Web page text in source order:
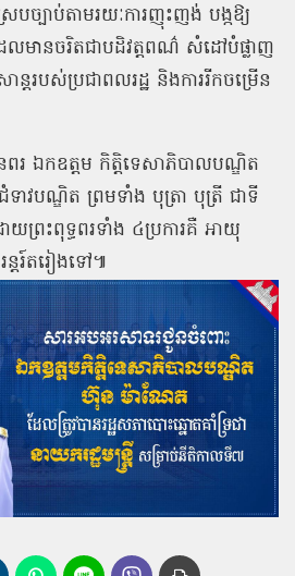
របច្បាប់តាមរយៈការញុះញង់ បង្កឱ្យ
លមានចរិតជាបដិវត្តពណ៌ សំដៅបំផ្លាញ
តរបស់ប្រជាពលរដ្ឋ និងការរីកចម្រើន
រ ឯកឧត្តម កិត្តិទេសាភិបាលបណ្ឌិត
បណ្ឌិត ព្រមទាំង បុត្រា បុត្រី ជាទី
រះពុទ្ធពរទាំង ៤ប្រការគឺ អាយុ
តរ៍តរៀងទៅ៕